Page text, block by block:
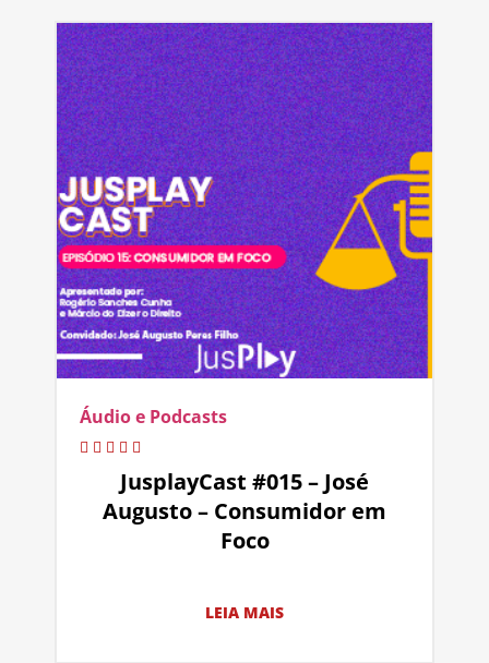
Áudio e Podcasts
JusplayCast #015 – José
Augusto – Consumidor em
Foco
LEIA MAIS